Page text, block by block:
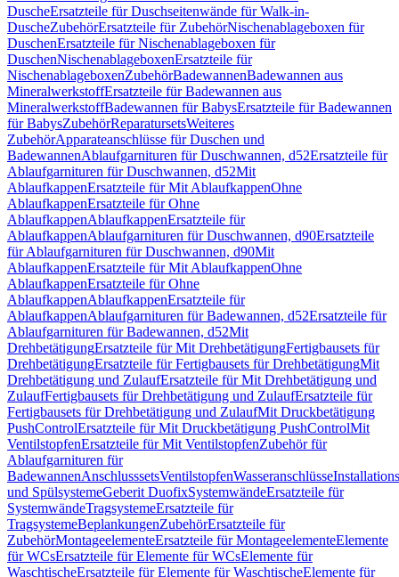
DuscheErsatzteile für Duschseitenwände für Walk-in-
DuscheZubehörErsatzteile für ZubehörNischenablageboxen für
DuschenErsatzteile für Nischenablageboxen für
DuschenNischenablageboxenErsatzteile für
NischenablageboxenZubehörBadewannenBadewannen aus
MineralwerkstoffErsatzteile für Badewannen aus
MineralwerkstoffBadewannen für BabysErsatzteile für Badewannen
für BabysZubehörReparatursetsWeiteres
ZubehörApparateanschlüsse für Duschen und
BadewannenAblaufgarnituren für Duschwannen, d52Ersatzteile für
Ablaufgarnituren für Duschwannen, d52Mit
AblaufkappenErsatzteile für Mit AblaufkappenOhne
AblaufkappenErsatzteile für Ohne
AblaufkappenAblaufkappenErsatzteile für
AblaufkappenAblaufgarnituren für Duschwannen, d90Ersatzteile
für Ablaufgarnituren für Duschwannen, d90Mit
AblaufkappenErsatzteile für Mit AblaufkappenOhne
AblaufkappenErsatzteile für Ohne
AblaufkappenAblaufkappenErsatzteile für
AblaufkappenAblaufgarnituren für Badewannen, d52Ersatzteile für
Ablaufgarnituren für Badewannen, d52Mit
DrehbetätigungErsatzteile für Mit DrehbetätigungFertigbausets für
DrehbetätigungErsatzteile für Fertigbausets für DrehbetätigungMit
Drehbetätigung und ZulaufErsatzteile für Mit Drehbetätigung und
ZulaufFertigbausets für Drehbetätigung und ZulaufErsatzteile für
Fertigbausets für Drehbetätigung und ZulaufMit Druckbetätigung
PushControlErsatzteile für Mit Druckbetätigung PushControlMit
VentilstopfenErsatzteile für Mit VentilstopfenZubehör für
Ablaufgarnituren für
BadewannenAnschlusssetsVentilstopfenWasseranschlüsse
und SpülsystemeGeberit DuofixSystemwändeErsatzteile für
SystemwändeTragsystemeErsatzteile für
TragsystemeBeplankungenZubehörErsatzteile für
ZubehörMontageelementeErsatzteile für MontageelementeElemente
für WCsErsatzteile für Elemente für WCsElemente für
WaschtischeErsatzteile für Elemente für WaschtischeElemente für